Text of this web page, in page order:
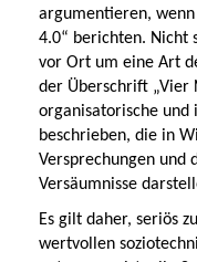
argumentieren,
4.0“ berichten. Nicht
vor Ort um eine Art
der Überschrift „Vier
organisatorische
beschrieben, die in
Versprechungen und
Versäumnisse
Es gilt daher, seriös
wertvollen